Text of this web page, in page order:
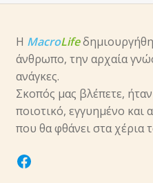
Η MacroLife
άνθρωπο, την αρχαία
ανάγκες.
Σκοπός μας βλέπετε, ήταν
ποιοτικό, εγγυημένο και
που θα φθάνει στα χέρια
facebook